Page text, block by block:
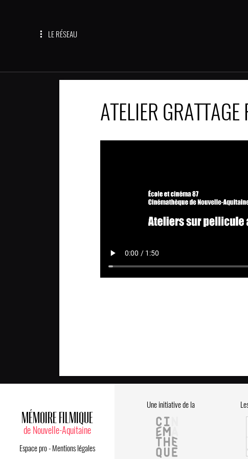
LE RÉSEAU
ATELIER GRATTAGE
MÉMOIRE FILMIQUE
de Nouvelle-Aquitaine
Espace pro- Mentions légales
Une initiative de la